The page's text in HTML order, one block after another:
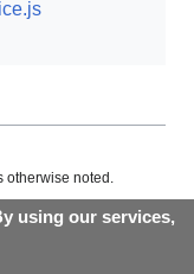
using our services,
otherwise noted.